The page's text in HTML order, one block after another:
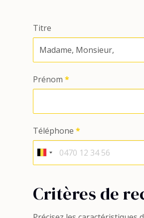
Titre
Prénom *
Téléphone *
Critères de